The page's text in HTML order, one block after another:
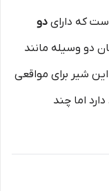
که دارای دو
دو وسیله مانند
شیر برای مواقعی
اما چند